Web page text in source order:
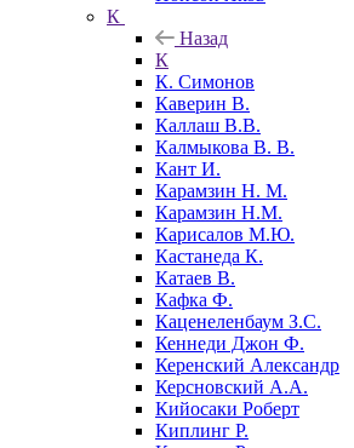
К
Назад
К
К. Симонов
Каверин В.
Каллаш В.В.
Калмыкова В. В.
Кант И.
Карамзин Н. М.
Карамзин Н.М.
Карисалов М.Ю.
Кастанеда К.
Катаев В.
Кафка Ф.
Каценеленбаум З.С.
Кеннеди Джон Ф.
Керенский Александр
Керсновский А.А.
Кийосаки Роберт
Киплинг Р.